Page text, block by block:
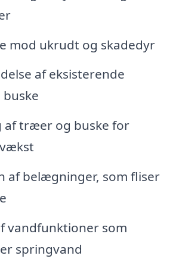
mod ukrudt og skadedyr
af eksisterende
af træer og buske for
af belægninger, som fliser
vandfunktioner som
springvand